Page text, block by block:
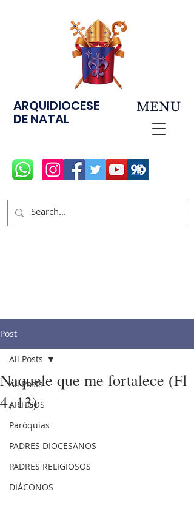
ARQUIDIOCESE
DE NATAL
MENU
Post
All Posts
ARTIGOS
Paróquias
PADRES DIOCESANOS
PADRES RELIGIOSOS
DIÁCONOS
All Posts
Naquele que me fortalece (Fl
4, 13)